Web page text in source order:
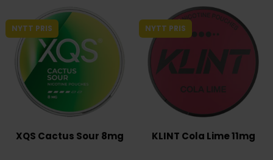
NYTT PRIS
XQS Cactus Sour 8mg
NYTT PRIS
KLINT Cola Lime 11mg